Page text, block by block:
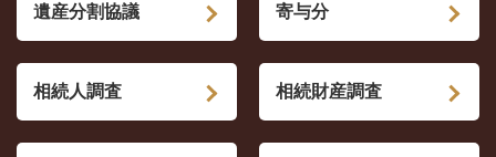
遺産分割協議 寄与分
相続人調査 相続財産調査